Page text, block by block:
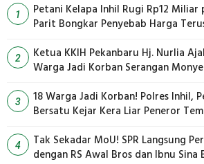
1
Petani Kelapa Inhil Rugi Rp12 Miliar
Parit Bongkar Penyebab Harga
2
Ketua KKIH Pekanbaru Hj. Nurlia
Warga Jadi
3
18 Warga Jadi Korban! Polres Inhil,
Bersatu Kejar Kera Liar Peneror
4
Tak Sekadar MoU! SPR Langsung
dengan RS Awal Bros dan Ibnu Sina